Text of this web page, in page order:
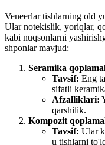
Veneerlar tishlarning old
Ular notekislik, yoriqlar,
kabi nuqsonlarni
shponlar mavjud:
Seramika
Tavsif: Eng
sifatli
Afzalliklari:
qarshilik.
Kompozit
Tavsif: Ular
u tishlarni